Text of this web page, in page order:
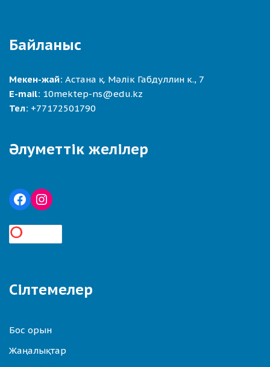
Байланыс
Мекен-жай: Астана қ. Мәлік Габдуллин к., 7
E-mail: 10mektep-ns@edu.kz
Тел: +77172501790
Әлуметтік желілер
Сілтемелер
Бос орын
Жаңалықтар